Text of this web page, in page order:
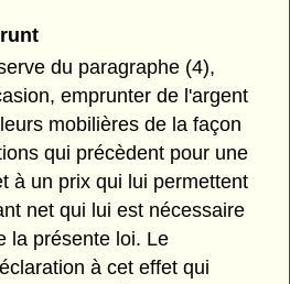
du paragraphe (4),
emprunter de l'argent
mobilières de la façon
qui précèdent pour une
à un prix qui lui permettent
net qui lui est nécessaire
la présente loi. Le
à cet effet qui